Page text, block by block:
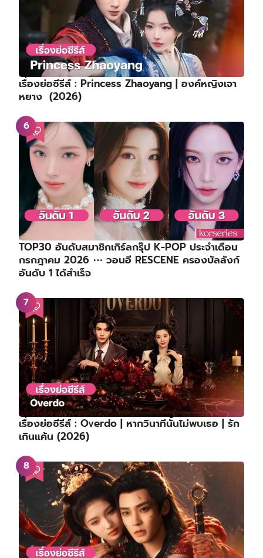
เรื่องย่อซีรีส์ : Princess Zhaoyang | องค์หญิงเจา
หยาง (2026)
TOP30 อันดับสมาชิกเกิร์ลกรุ๊ป K-POP ประจำเดือน
กรกฎาคม 2026 ⋯ วอนอี RESCENE ครองบัลลังก์
อันดับ 1 ได้สำเร็จ
เรื่องย่อซีรีส์ : Overdo | หากวินาทีนั้นไม่พบเธอ | รัก
เกินแค้น (2026)